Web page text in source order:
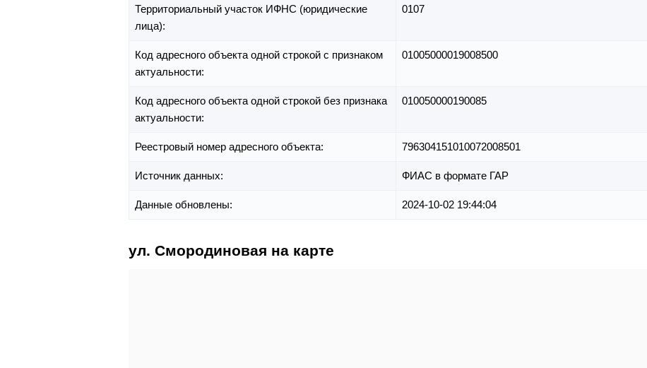
Территориальный участок ИФНС (юридические
лица):
0107
Код адресного объекта одной строкой с признаком
актуальности:
01005000019008500
Код адресного объекта одной строкой без признака
актуальности:
010050000190085
Реестровый номер адресного объекта: 796304151010072008501
Источник данных: ФИАС в формате ГАР
Данные обновлены: 2024-10-02 19:44:04
ул. Смородиновая на карте